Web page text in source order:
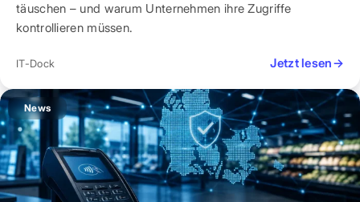
täuschen – und warum Unternehmen ihre Zugriffe
kontrollieren müssen.
IT-Dock Jetzt lesen→
News